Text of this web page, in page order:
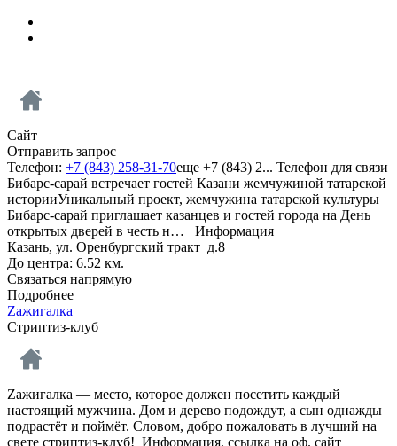
Сайт
Отправить запрос
Телефон: +7 (843) 258-31-70еще +7 (843) 2... Телефон для связи
Бибарс-сарай встречает гостей Казани жемчужиной татарской
историиУникальный проект, жемчужина татарской культуры
Бибарс-сарай приглашает казанцев и гостей города на День
открытых дверей в честь н… Информация
Казань, ул. Оренбургский тракт д.8
До центра: 6.52 км.
Связаться напрямую
Подробнее
Zажигалка
Стриптиз-клуб
Zажигалка — место, которое должен посетить каждый
настоящий мужчина. Дом и дерево подождут, а сын однажды
подрастёт и поймёт. Словом, добро пожаловать в лучший на
свете стриптиз-клуб! Информация, ссылка на оф. сайт